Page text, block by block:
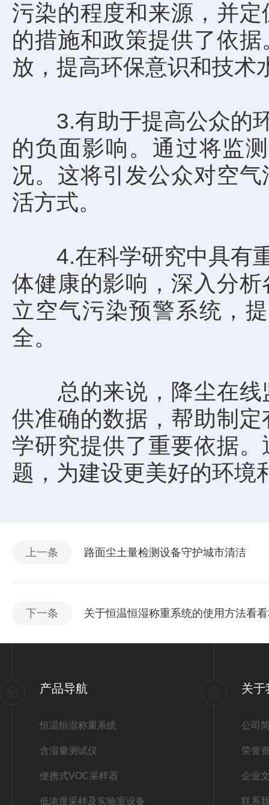
污染的程度和来源，并
的措施和政策提供了依
放，提高环保意识和技术
3.有助于提高公众的环
的负面影响。通过将监
况。这将引发公众对空
活方式。
4.在科学研究中具有重
体健康的影响，深入分
立空气污染预警系统，
全。
总的来说，降尘在线
供准确的数据，帮助制
学研究提供了重要依据
题，为建设更美好的环境
上一条 路面尘土量检测设备守护城市清洁
下一条 关于恒温恒湿称重系统的使用方法看
产品导航
恒温恒湿称重系统
含湿量测试仪
便携式VOC采样器
低浓度采样及实验室设备
关于
公司
荣誉
企业
联系